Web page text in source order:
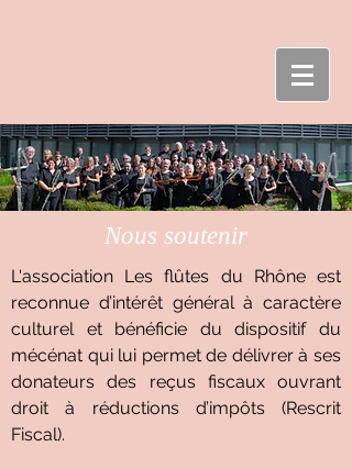
Nous soutenir
L'association Les flûtes du Rhône est
reconnue d’intérêt général à caractère
culturel et bénéficie du dispositif du
mécénat qui lui permet de délivrer à ses
donateurs des reçus fiscaux ouvrant
droit à réductions d’impôts (Rescrit
Fiscal).​